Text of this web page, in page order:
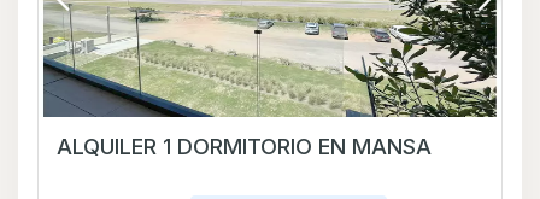
ALQUILER 1 DORMITORIO EN MANSA